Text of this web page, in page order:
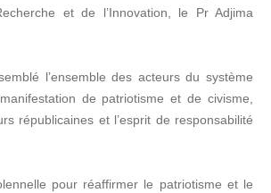
et de l’Innovation, le Pr Adjima
l’ensemble des acteurs du système
de patriotisme et de civisme,
républicaines et l’esprit de responsabilité
pour réaffirmer le patriotisme et le